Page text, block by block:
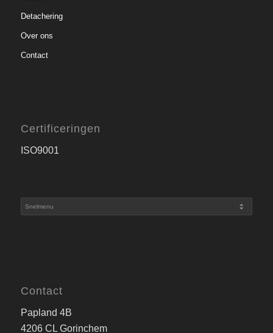
Detachering
Over ons
Contact
Certificeringen
ISO9001
Contact
Papland 4B
4206 CL Gorinchem